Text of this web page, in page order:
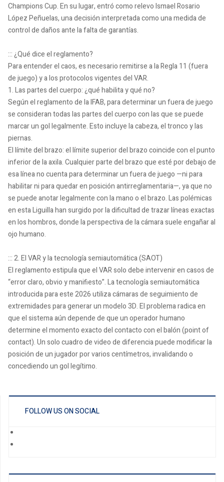
Champions Cup. En su lugar, entró como relevo Ismael Rosario
López Peñuelas, una decisión interpretada como una medida de
control de daños ante la falta de garantías.
::: ¿Qué dice el reglamento?
Para entender el caos, es necesario remitirse a la Regla 11 (fuera
de juego) y a los protocolos vigentes del VAR.
1. Las partes del cuerpo: ¿qué habilita y qué no?
Según el reglamento de la IFAB, para determinar un fuera de juego
se consideran todas las partes del cuerpo con las que se puede
marcar un gol legalmente. Esto incluye la cabeza, el tronco y las
piernas.
El límite del brazo: el límite superior del brazo coincide con el punto
inferior de la axila. Cualquier parte del brazo que esté por debajo de
esa línea no cuenta para determinar un fuera de juego —ni para
habilitar ni para quedar en posición antirreglamentaria—, ya que no
se puede anotar legalmente con la mano o el brazo. Las polémicas
en esta Liguilla han surgido por la dificultad de trazar líneas exactas
en los hombros, donde la perspectiva de la cámara suele engañar al
ojo humano.
::: 2. El VAR y la tecnología semiautomática (SAOT)
El reglamento estipula que el VAR solo debe intervenir en casos de
“error claro, obvio y manifiesto”. La tecnología semiautomática
introducida para este 2026 utiliza cámaras de seguimiento de
extremidades para generar un modelo 3D. El problema radica en
que el sistema aún depende de que un operador humano
determine el momento exacto del contacto con el balón (point of
contact). Un solo cuadro de video de diferencia puede modificar la
posición de un jugador por varios centímetros, invalidando o
concediendo un gol legítimo.
FOLLOW US ON SOCIAL